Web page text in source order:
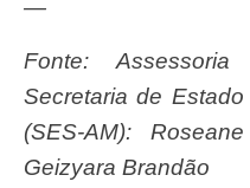
—
Fonte: Assessoria de Comunicação da
Secretaria de
(SES-AM):
Geizyara Brandão